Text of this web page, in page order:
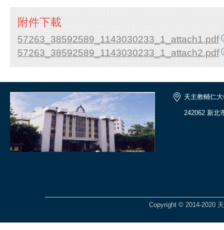
附件下載
57263_38592589_1143030233_1_attach1.pdf
57263_38592589_1143030233_1_attach2.pdf
天主教輔仁
242062 新北
Copyright © 2014-2020